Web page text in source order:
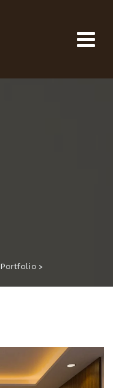
Portfolio >